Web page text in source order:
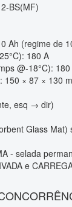
BS(MF)
Ah (regime de
180 A
@-18°C):
150 × 87 × 130
esq → dir)
Glass Mat)
- selada
e